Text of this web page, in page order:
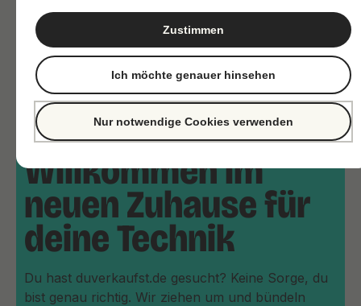
Willkommen im
neuen Zuhause für
deine Technik
Du hast duverkaufst.de gesucht? Keine Sorge, du
bist genau richtig. Wir ziehen um und bündeln
Nur notwendige Cookies verwenden
Ich möchte genauer hinsehen
Zustimmen